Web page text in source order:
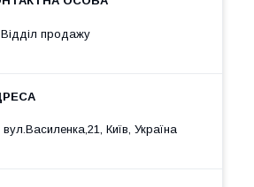
Відділ продажу
вул.Василенка,21, Київ, Україна